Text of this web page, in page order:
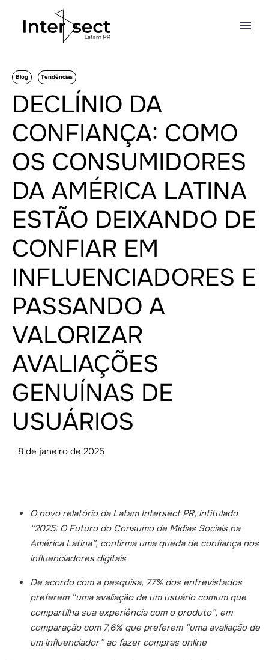
Blog Tendências
DECLÍNIO DA
CONFIANÇA: COMO
OS CONSUMIDORES
DA AMÉRICA LATINA
ESTÃO DEIXANDO DE
CONFIAR EM
INFLUENCIADORES E
PASSANDO A
VALORIZAR
AVALIAÇÕES
GENUÍNAS DE
USUÁRIOS
8 de janeiro de 2025
O novo relatório da Latam Intersect PR, intitulado
“2025: O Futuro do Consumo de Mídias Sociais na
América Latina”, confirma uma queda de confiança nos
influenciadores digitais
De acordo com a pesquisa, 77% dos entrevistados
preferem “uma avaliação de um usuário comum que
compartilha sua experiência com o produto”, em
comparação com 7,6% que preferem “uma avaliação de
um influenciador” ao fazer compras online